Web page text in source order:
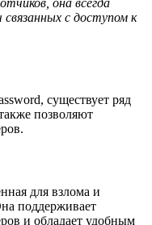
с доступом к
существует ряд
позволяют
для взлома и
поддерживает
и обладает удобным